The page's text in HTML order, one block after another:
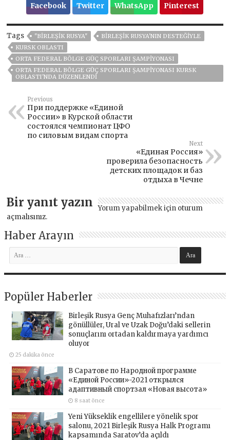
Facebook Twitter WhatsApp Pinterest
Tags "BIRLEŞIK RUSYA"
BIRLEŞIK RUSYA'NIN DESTEĞIYLE
KURSK OBLASTI
ORTA FEDERAL BÖLGE GÜÇ SPORLARI ŞAMPIYONASI
ORTA FEDERAL BÖLGE GÜÇ SPORLARI ŞAMPIYONASI KURSK
OBLASTI'NDA DÜZENLENDI
Previous
При поддержке «Единой
России» в Курской области
состоялся чемпионат ЦФО
по силовым видам спорта
Next
«Единая Россия»
проверила безопасность
детских площадок и баз
отдыха в Чечне
Bir yanıt yazın Yorum yapabilmek için oturum
açmalısınız.
Haber Arayın
Popüler Haberler
Birleşik Rusya Genç Muhafızları’ndan
gönüllüler, Ural ve Uzak Doğu’daki sellerin
sonuçlarını ortadan kaldırmaya yardımcı
oluyor
25 dakika önce
В Саратове по Народной программе
«Единой России»-2021 открылся
адаптивный спортзал «Новая высота»
8 saat önce
Yeni Yükseklik engellilere yönelik spor
salonu, 2021 Birleşik Rusya Halk Programı
kapsamında Saratov’da açıldı